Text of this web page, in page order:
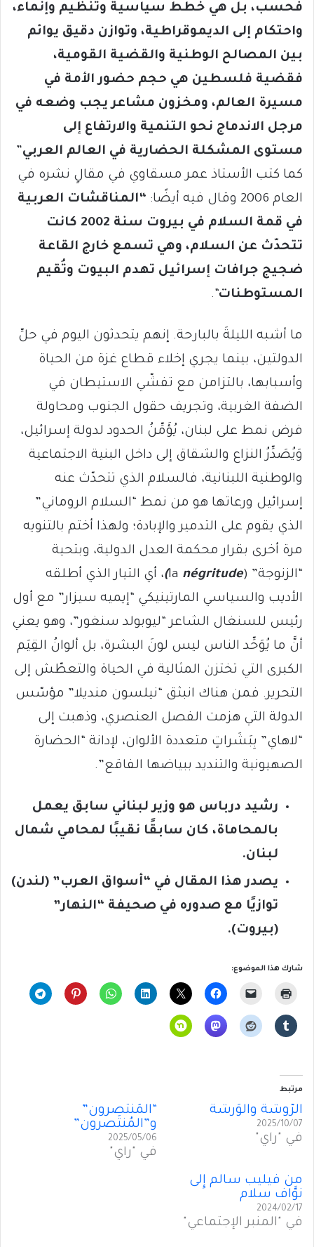
فحسب، بل هي خطط سياسية وتنظيم وإنماء،
واحتكام إلى الديموقراطية، وتوازن دقيق يوائم
بين المصالح الوطنية والقضية القومية،
فقضية فلسطين هي حجم حضور الأمة في
مسيرة العالم، ومخزون مشاعر يجب وضعه في
مرجل الاندماج نحو التنمية والارتفاع إلى
مستوى المشكلة الحضارية في العالم العربي”
كما كتب الأستاذ عمر مسقاوي في مقالٍ نشره في
العام 2006 وقال فيه أيضًا:
“المناقشات العربية
في قمة السلام في بيروت سنة 2002 كانت
تتحدّث عن السلام، وهي تسمع خارج القاعة
ضجيج جرافات إسرائيل تهدم البيوت وتُقيم
المستوطنات“.
ما أشبه الليلةَ بالبارحة. إنهم يتحدثون اليوم في حلِّ
الدولتين، بينما يجري إخلاء قطاع غزة من الحياة
وأسبابها، بالتزامن مع تفشّي الاستيطان في
الضفة الغربية، وتجريف حقول الجنوب ومحاولة
فرض نمط على لبنان، يُؤَمِّنُ الحدود لدولة إسرائيل،
وَيُصَدِّرُ النزاع والشقاق إلى داخل البنية الاجتماعية
والوطنية اللبنانية، فالسلام الذي تتحدّث عنه
إسرائيل ورعاتها هو من نمط “السلام الروماني”
الذي يقوم على التدمير والإبادة؛ ولهذا أختم بالتنويه
مرة أخرى بقرار محكمة العدل الدولية، وبتحية
“الزنوجة” (lanégritude
)، أي التيار الذي أطلقه
الأديب والسياسي المارتينيكي “إيميه سيزار” مع أول
رئيس للسنغال الشاعر “ليوبولد سنغور”، وهو يعني
أنَّ ما يُوَحِّد الناس ليس لونَ البشرة، بل ألوانُ القِيَم
الكبرى التي تختزن المثالية في الحياة والتعطّش إلى
التحرير. فمن هناك انبثق “نيلسون منديلا” مؤسّس
الدولة التي هزمت الفصل العنصري، وذهبت إلى
“لاهاي” بِبَشَراتٍ متعددة الألوان، لإدانة “الحضارة
الصهيونية والتنديد ببياضها الفاقع”.
رشيد درباس هو وزير لبناني سابق يعمل
بالمحاماة، كان سابقًا نقيبًا لمحامي شمال
لبنان.
يصدر هذا المقال في “أسواق العرب” (لندن)
توازيًا مع صدوره في صحيفة “النهار”
(بيروت).
شارك هذا الموضوع:
مرتبط
الرَّوشة والوَرشَة
2025/10/07
في "رأي"
“المُنتَصرون”
و”المُنتَصرون”
2025/05/06
في "رأي"
من فيليب سالم إِلى
نوَّاف سلام
2024/02/17
في "المنبر الإجتماعي"